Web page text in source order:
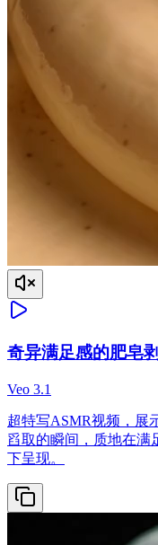
奇异满足感的肥皂
Veo 3.1
超特写ASMR视频，展
舀取的瞬间，质地在满
下呈现。